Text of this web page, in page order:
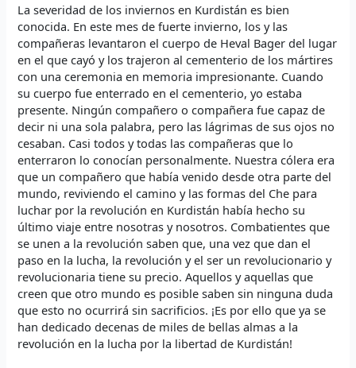
La severidad de los inviernos en Kurdistán es bien
conocida. En este mes de fuerte invierno, los y las
compañeras levantaron el cuerpo de Heval Bager del lugar
en el que cayó y los trajeron al cementerio de los mártires
con una ceremonia en memoria impresionante. Cuando
su cuerpo fue enterrado en el cementerio, yo estaba
presente. Ningún compañero o compañera fue capaz de
decir ni una sola palabra, pero las lágrimas de sus ojos no
cesaban. Casi todos y todas las compañeras que lo
enterraron lo conocían personalmente. Nuestra cólera era
que un compañero que había venido desde otra parte del
mundo, reviviendo el camino y las formas del Che para
luchar por la revolución en Kurdistán había hecho su
último viaje entre nosotras y nosotros. Combatientes que
se unen a la revolución saben que, una vez que dan el
paso en la lucha, la revolución y el ser un revolucionario y
revolucionaria tiene su precio. Aquellos y aquellas que
creen que otro mundo es posible saben sin ninguna duda
que esto no ocurrirá sin sacrificios. ¡Es por ello que ya se
han dedicado decenas de miles de bellas almas a la
revolución en la lucha por la libertad de Kurdistán!